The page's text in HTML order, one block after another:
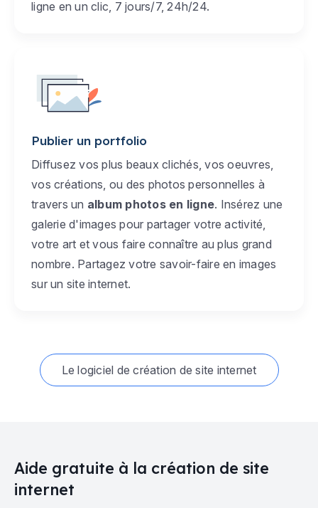
ligne en un clic, 7 jours/7, 24h/24.
Publier un portfolio
Diffusez vos plus beaux clichés, vos oeuvres,
vos créations, ou des photos personnelles à
travers un album photos en ligne. Insérez une
galerie d'images pour partager votre activité,
votre art et vous faire connaître au plus grand
nombre. Partagez votre savoir-faire en images
sur un site internet.
Le logiciel de création de site internet
Aide gratuite à la création de site
internet